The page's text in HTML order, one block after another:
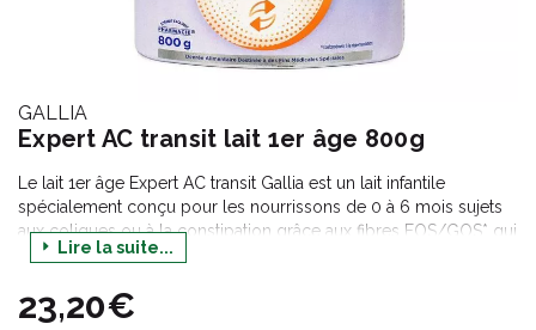
GALLIA
Expert AC transit lait 1er âge 800g
Le lait 1er âge Expert AC transit Gallia est un lait infantile
spécialement conçu pour les nourrissons de 0 à 6 mois sujets
aux coliques ou à la constipation grâce aux fibres FOS/GOS* qui
entrent dans sa composition. Il contient également des
répondent aux besoins nutritionnels spécifiques du nourrisson.
Lire la suite...
23,20€